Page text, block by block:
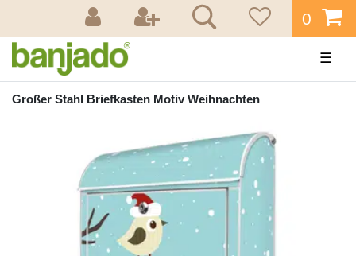
0
☰
Großer Stahl Briefkasten Motiv Weihnachten